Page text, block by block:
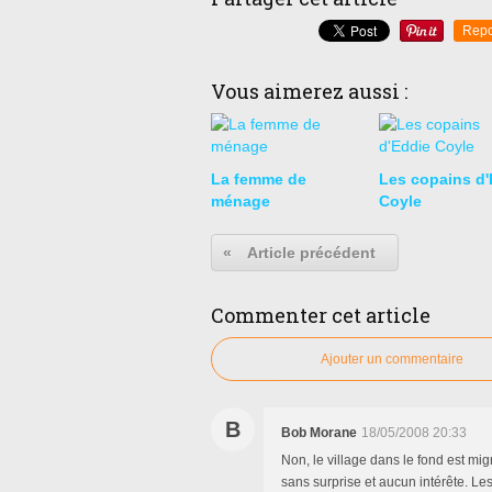
Vous aimerez aussi :
La femme de
ménage
Les copains
Coyle
« Article précédent
Commenter cet article
Ajouter un commentaire
B Bob Morane 18/05/2008 20:33
Non, le village dans le fond est
sans surprise et aucun intérête.